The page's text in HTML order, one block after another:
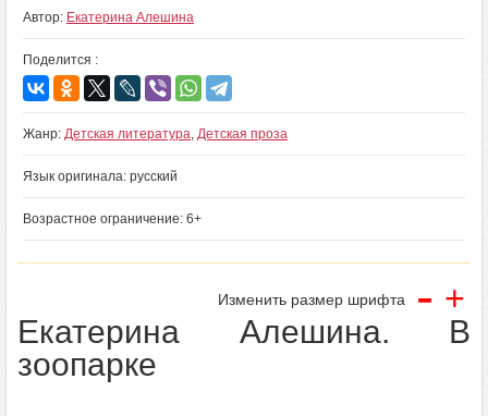
Автор: Екатерина Алешина
Поделится :
Жанр: Детская литература, Детская проза
Язык оригинала: русский
Возрастное ограничение: 6+
Изменить размер шрифта - +
Екатерина Алешина. В
зоопарке